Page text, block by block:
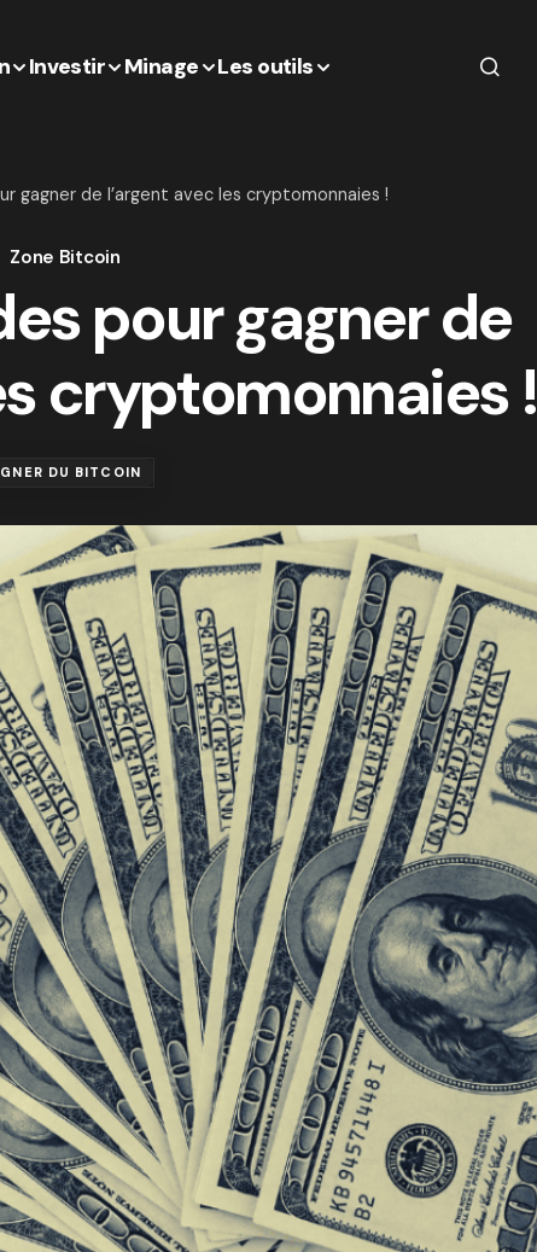
Investir Minage Les outils
gagner de l’argent avec les cryptomonnaies !
Zone Bitcoin
pour gagner de
cryptomonnaies !
DU BITCOIN